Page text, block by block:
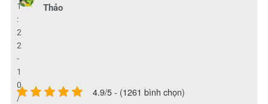
Thảo
1
:
2
2
-
1
0
/
4.9/5 - (1261 bình chọn)